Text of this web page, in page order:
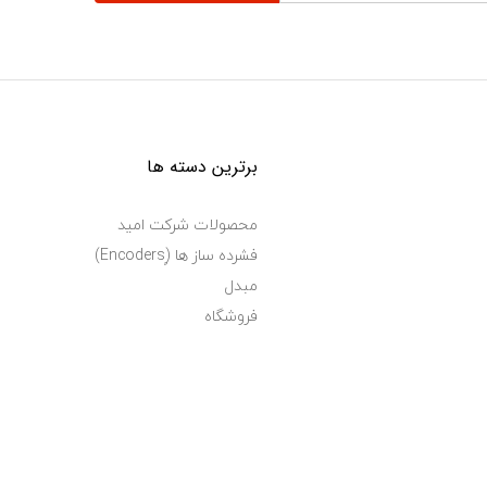
برترین دسته ها
محصولات شرکت امید
فشرده ساز ها (ٍEncoders)
مبدل
فروشگاه